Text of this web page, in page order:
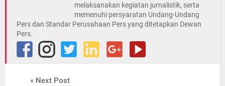
melaksanakan kegiatan jurnalistik, serta
memenuhi persyaratan Undang-Undang
Pers dan Standar Perusahaan Pers yang ditetapkan Dewan
Pers.
« Next Post